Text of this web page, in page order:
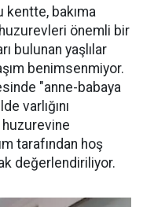
kentte, bakıma
önemli bir
bulunan yaşlılar
benimsenmiyor.
"anne-babaya
varlığını
huzurevine
tarafından hoş
değerlendiriliyor.